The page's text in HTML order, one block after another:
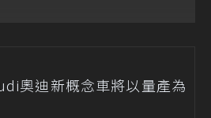
奧迪新概念車將以量產為